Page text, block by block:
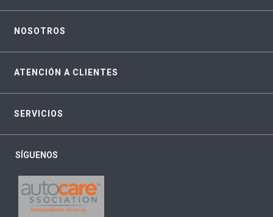
NOSOTROS
ATENCIÓN A CLIENTES
SERVICIOS
SÍGUENOS